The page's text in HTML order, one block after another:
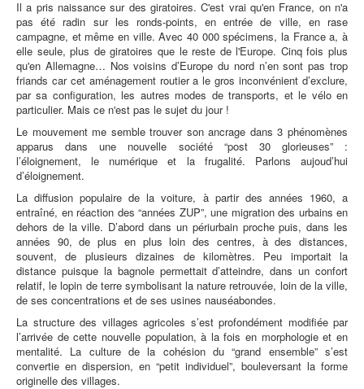
Il a pris naissance sur des giratoires. C'est vrai qu'en France, on n'a
pas été radin sur les ronds-points, en entrée de ville, en rase
campagne, et même en ville. Avec 40 000 spécimens, la France a, à
elle seule, plus de giratoires que le reste de l'Europe. Cinq fois plus
qu'en Allemagne… Nos voisins d’Europe du nord n’en sont pas trop
friands car cet aménagement routier a le gros inconvénient d’exclure,
par sa configuration, les autres modes de transports, et le vélo en
particulier. Mais ce n'est pas le sujet du jour !
Le mouvement me semble trouver son ancrage dans 3 phénomènes
apparus dans une nouvelle société “post 30 glorieuses” :
l’éloignement, le numérique et la frugalité. Parlons aujoud’hui
d’éloignement.
La diffusion populaire de la voiture, à partir des années 1960, a
entraîné, en réaction des “années ZUP”, une migration des urbains en
dehors de la ville. D’abord dans un périurbain proche puis, dans les
années 90, de plus en plus loin des centres, à des distances,
souvent, de plusieurs dizaines de kilomètres. Peu importait la
distance puisque la bagnole permettait d’atteindre, dans un confort
relatif, le lopin de terre symbolisant la nature retrouvée, loin de la ville,
de ses concentrations et de ses usines nauséabondes.
La structure des villages agricoles s’est profondément modifiée par
l’arrivée de cette nouvelle population, à la fois en morphologie et en
mentalité. La culture de la cohésion du “grand ensemble” s’est
convertie en dispersion, en “petit individuel”, bouleversant la forme
originelle des villages.